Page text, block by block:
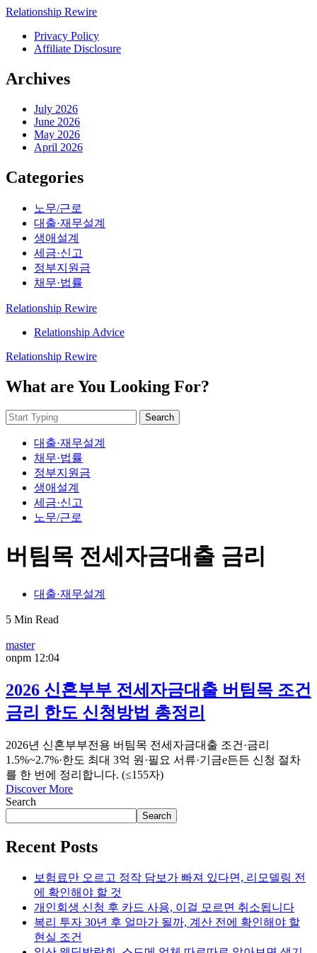
Relationship Rewire
Privacy Policy
Affiliate Disclosure
Archives
July 2026
June 2026
May 2026
April 2026
Categories
노무/근로
대출·재무설계
생애설계
세금·신고
정부지원금
채무·법률
Relationship Rewire
Relationship Advice
Relationship Rewire
What are You Looking For?
Search
대출·재무설계
채무·법률
정부지원금
생애설계
세금·신고
노무/근로
버팀목 전세자금대출 금리
대출·재무설계
5 Min Read
master
onpm 12:04
2026 신혼부부 전세자금대출 버팀목 조건
금리 한도 신청방법 총정리
2026년 신혼부부전용 버팀목 전세자금대출 조건·금리
1.5%~2.7%·한도 최대 3억 원·필요 서류·기금e든든 신청 절차
를 한 번에 정리합니다. (≤155자)
Discover More
Search
Search
Recent Posts
보험료만 오르고 정작 담보가 빠져 있다면, 리모델링 전
에 확인해야 할 것
개인회생 신청 후 카드 사용, 이걸 모르면 취소됩니다
복리 투자 30년 후 얼마가 될까, 계산 전에 확인해야 할
현실 조건